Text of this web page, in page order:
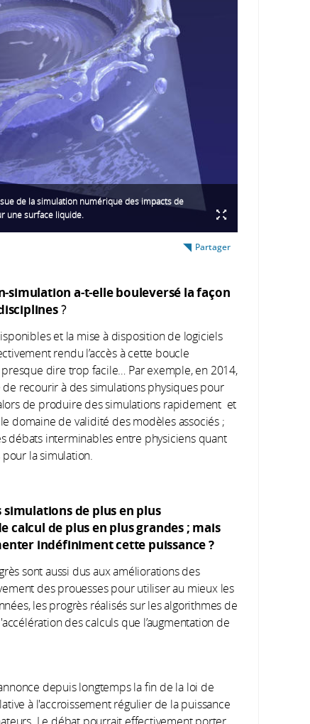
de la simulation numérique des impacts de
une surface liquide.
Partager
simulation a-t-elle bouleversé la façon
?
et la mise à disposition de logiciels
rendu l’accès à cette boucle
dire trop facile… Par exemple, en 2014,
recourir à des simulations physiques pour
de produire des simulations rapidement et
domaine de validité des modèles associés ;
débats interminables entre physiciens quant
la simulation.
simulations de plus en plus
calcul de plus en plus grandes ; mais
indéfiniment cette puissance?
sont aussi dus aux améliorations des
des prouesses pour utiliser au mieux les
les progrès réalisés sur les algorithmes de
des calculs que l’augmentation de
depuis longtemps la fin de la loi de
à l'accroissement régulier de la puissance
Le débat pourrait effectivement porter